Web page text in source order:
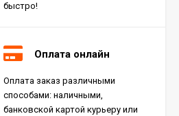
быстро!
Оплата онлайн
Оплата заказ различными
способами: наличными,
банковской картой курьеру или
Керамогранит Italon
Charme Extra Silver Ret
60x120, 610010001196